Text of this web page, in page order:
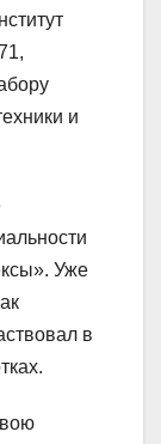
и
Уже
в